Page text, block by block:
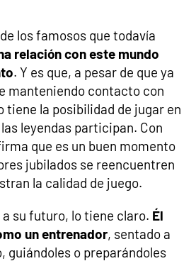
los famosos que todavía
relación con este mundo
. Y es que, a pesar de que ya
manteniendo contacto con
tiene la posibilidad de jugar en
leyendas participan. Con
que es un buen momento
jubilados se reencuentren
la calidad de juego.
su futuro, lo tiene claro. Él
un entrenador, sentado a
guiándoles o preparándoles